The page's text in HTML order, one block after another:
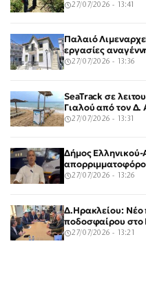
27/07/2026 - 13:41
Παλαιό
εργασίες
27/07/2026 - 13:36
SeaTrack σε
Γιαλού από τον Δ.
27/07/2026 - 13:31
Δήμος
27/07/2026 - 13:26
Δ.Ηρακλείου: Νέο
ποδοσφαίρου στο
27/07/2026 - 13:21